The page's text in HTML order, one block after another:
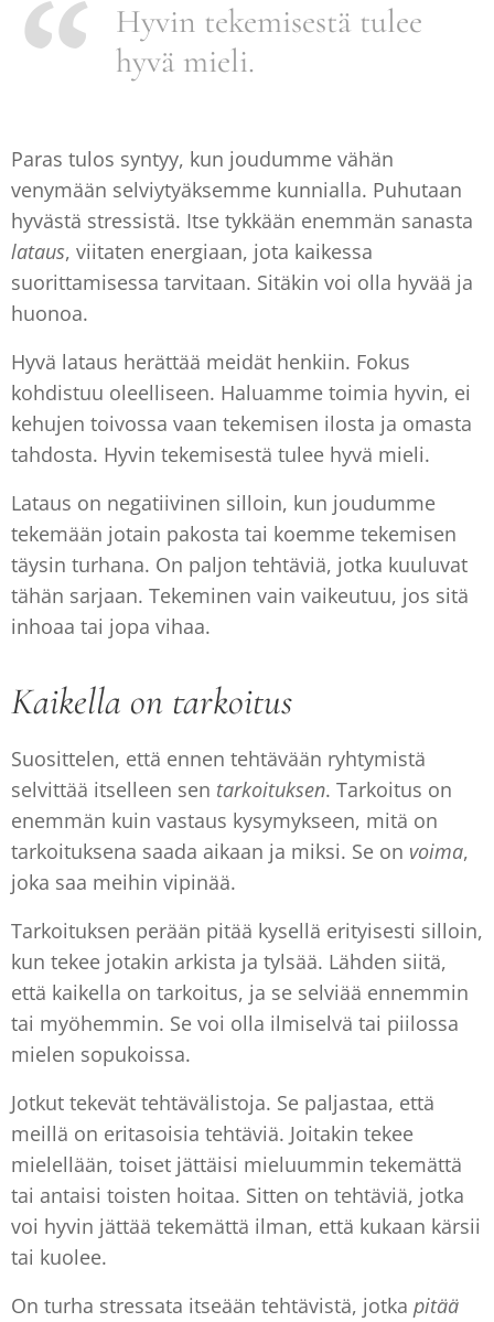
Hyvin tekemisestä tulee
hyvä mieli.
Paras tulos syntyy, kun joudumme vähän
venymään selviytyäksemme kunnialla. Puhutaan
hyvästä stressistä. Itse tykkään enemmän sanasta
lataus, viitaten energiaan, jota kaikessa
suorittamisessa tarvitaan. Sitäkin voi olla hyvää ja
huonoa.
Hyvä lataus herättää meidät henkiin. Fokus
kohdistuu oleelliseen. Haluamme toimia hyvin, ei
kehujen toivossa vaan tekemisen ilosta ja omasta
tahdosta. Hyvin tekemisestä tulee hyvä mieli.
Lataus on negatiivinen silloin, kun joudumme
tekemään jotain pakosta tai koemme tekemisen
täysin turhana. On paljon tehtäviä, jotka kuuluvat
tähän sarjaan. Tekeminen vain vaikeutuu, jos sitä
inhoaa tai jopa vihaa.
Kaikella on tarkoitus
Suosittelen, että ennen tehtävään ryhtymistä
selvittää itselleen sen tarkoituksen. Tarkoitus on
enemmän kuin vastaus kysymykseen, mitä on
tarkoituksena saada aikaan ja miksi. Se on voima,
joka saa meihin vipinää.
Tarkoituksen perään pitää kysellä erityisesti silloin,
kun tekee jotakin arkista ja tylsää. Lähden siitä,
että kaikella on tarkoitus, ja se selviää ennemmin
tai myöhemmin. Se voi olla ilmiselvä tai piilossa
mielen sopukoissa.
Jotkut tekevät tehtävälistoja. Se paljastaa, että
meillä on eritasoisia tehtäviä. Joitakin tekee
mielellään, toiset jättäisi mieluummin tekemättä
tai antaisi toisten hoitaa. Sitten on tehtäviä, jotka
voi hyvin jättää tekemättä ilman, että kukaan kärsii
tai kuolee.
On turha stressata itseään tehtävistä, jotka pitää